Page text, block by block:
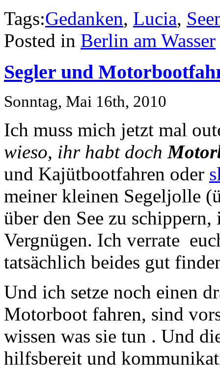
Tags:Gedanken, Lucia,
Posted in Berlin am Wasser
Segler und
Sonntag, Mai 16th, 2010
Ich muss mich jetzt mal
wieso, ihr habt doch
und Kajütbootfahren oder
meiner kleinen Segeljolle
über den See zu
Vergnügen. Ich verrate
tatsächlich beides gut
Und ich setze noch einen
Motorboot fahren, sind
wissen was sie tun . Und
hilfsbereit und